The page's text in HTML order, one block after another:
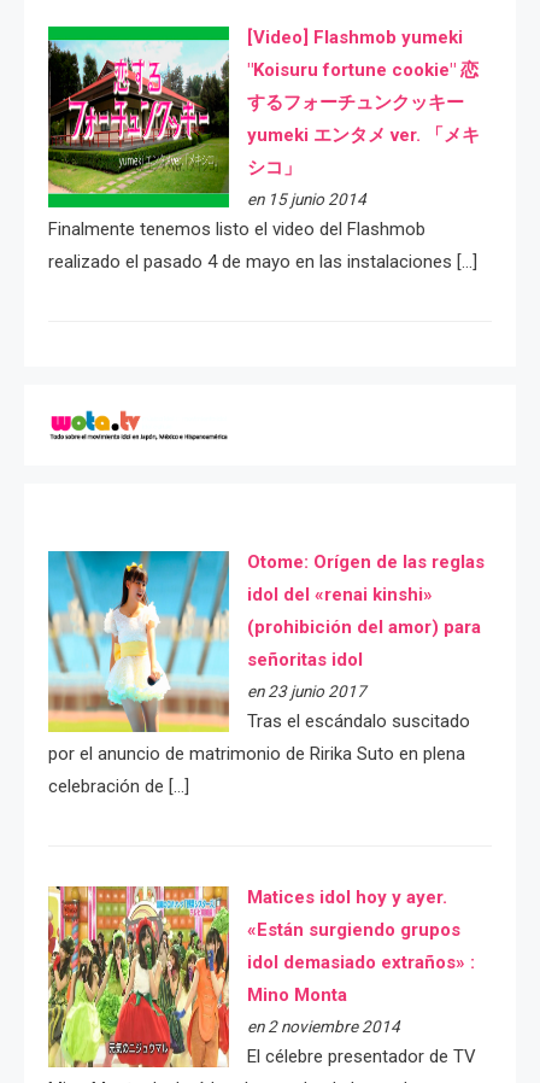
[Video] Flashmob yumeki
"Koisuru fortune cookie" 恋
するフォーチュンクッキー
yumeki エンタメ ver. 「メキ
シコ」
en 15 junio 2014
Finalmente tenemos listo el video del Flashmob
realizado el pasado 4 de mayo en las instalaciones […]
Otome: Orígen de las reglas
idol del «renai kinshi»
(prohibición del amor) para
señoritas idol
en 23 junio 2017
Tras el escándalo suscitado
por el anuncio de matrimonio de Ririka Suto en plena
celebración de […]
Matices idol hoy y ayer.
«Están surgiendo grupos
idol demasiado extraños» :
Mino Monta
en 2 noviembre 2014
El célebre presentador de TV